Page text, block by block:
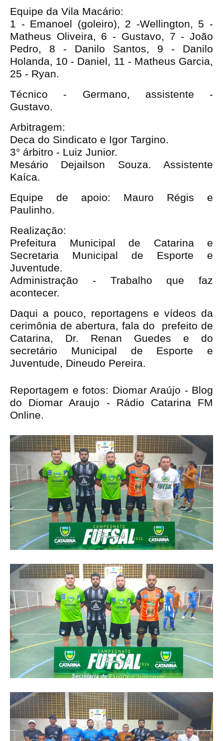
Equipe da Vila Macário:
1 - Emanoel (goleiro), 2 -Wellington, 5 -
Matheus Oliveira, 6 - Gustavo, 7 - João
Pedro, 8 - Danilo Santos, 9 - Danilo
Holanda, 10 - Daniel, 11 - Matheus Garcia,
25 - Ryan.
Técnico - Germano, assistente -
Gustavo.
Arbitragem:
Deca do Sindicato e Igor Targino.
3° árbitro - Luiz Junior.
Mesário Dejailson Souza. Assistente
Kaíca.
Equipe de apoio: Mauro Régis e
Paulinho.
Realização:
Prefeitura Municipal de Catarina e
Secretaria Municipal de Esporte e
Juventude.
Administração - Trabalho que faz
acontecer.
Daqui a pouco, reportagens e vídeos da
cerimônia de abertura, fala do prefeito de
Catarina, Dr. Renan Guedes e do
secretário Municipal de Esporte e
Juventude, Dineudo Pereira.
Reportagem e fotos: Diomar Araújo - Blog
do Diomar Araujo - Rádio Catarina FM
Online.